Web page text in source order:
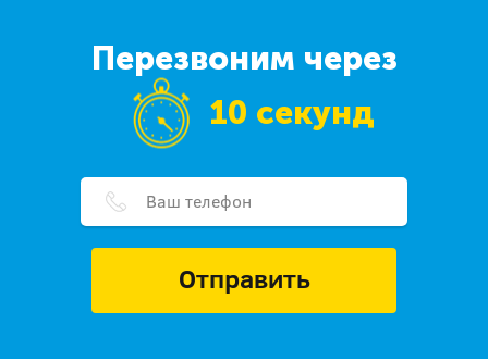
Перезвоним через
10 секунд
Отправить